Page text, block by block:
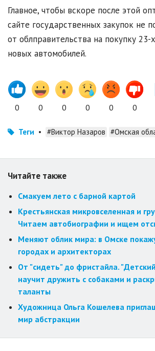
Главное, чтобы вскоре после этой
сайте государственных закупок не
от облправительства на покупку 23-х
новых автомобилей.
0 0 0 0 0 0
Теги • #Виктор Назаров #Омская
Читайте также
Смакуем лето с барной картой
Крестьянская микровселенная и
Читаем автобиографии и ищем
Меняют облик мира: в Омске
городах и архитекторах
От "сидеть" до фристайла.
научит дружить с собаками и
таланты
Художница Ольга Кошелева
мир абстракции